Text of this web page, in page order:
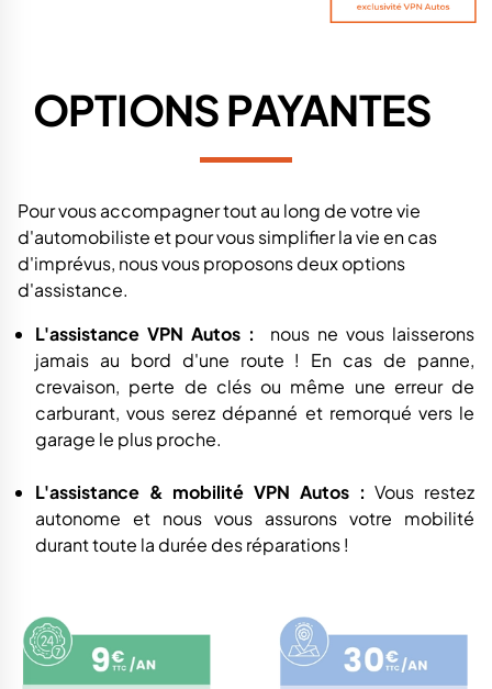
OPTIONS PAYANTES
Pour vous accompagner tout au long de votre vie
d'automobiliste et pour vous simplifier la vie en cas
d'imprévus, nous vous proposons deux options
d'assistance.
L'assistance VPN Autos : nous ne vous laisserons
jamais au bord d'une route ! En cas de panne,
crevaison, perte de clés ou même une erreur de
carburant, vous serez dépanné et remorqué vers le
garage le plus proche.
L'assistance & mobilité VPN Autos : Vous restez
autonome et nous vous assurons votre mobilité
durant toute la durée des réparations !